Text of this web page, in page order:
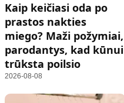
Kaip keičiasi oda po
prastos nakties
miego? Maži požymiai,
parodantys, kad kūnui
trūksta poilsio
2026-08-08